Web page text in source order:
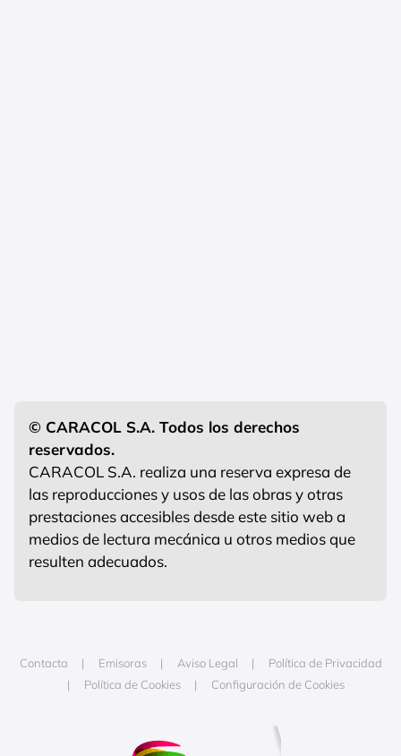
© CARACOL S.A. Todos los derechos
reservados.
CARACOL S.A. realiza una reserva expresa de
las reproducciones y usos de las obras y otras
prestaciones accesibles desde este sitio web a
medios de lectura mecánica u otros medios que
resulten adecuados.
Contacta Emisoras Aviso Legal
Política de Privacidad
Política de Cookies
Configuración de Cookies